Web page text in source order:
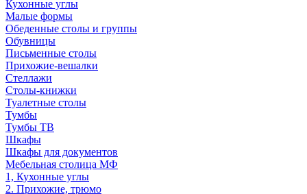
Кухонные углы
Малые формы
Обеденные столы и группы
Обувницы
Письменные столы
Прихожие-вешалки
Стеллажи
Столы-книжки
Туалетные столы
Тумбы
Тумбы ТВ
Шкафы
Шкафы для документов
Мебельная столица МФ
1, Кухонные углы
2. Прихожие, трюмо